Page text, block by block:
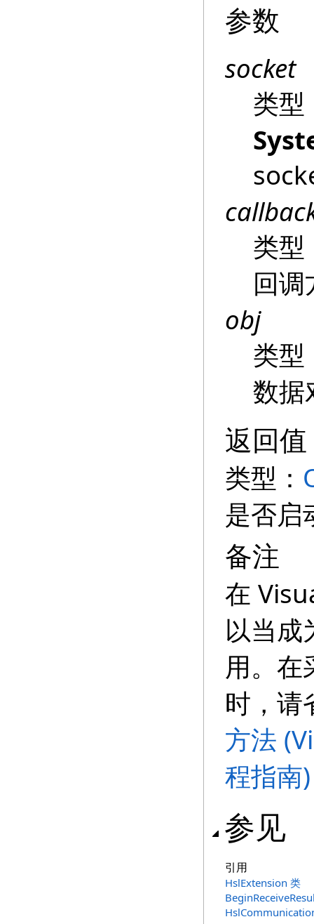
参数
socket
类型
类型
回调
obj
类型
数据
返回值
类型：
是否启
备注
在
以当
用。在
时，请
方法
程指南)
参见
引用
HslExtension 类